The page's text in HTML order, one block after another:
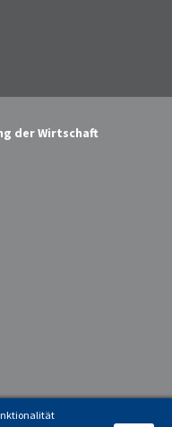
der Wirtschaft